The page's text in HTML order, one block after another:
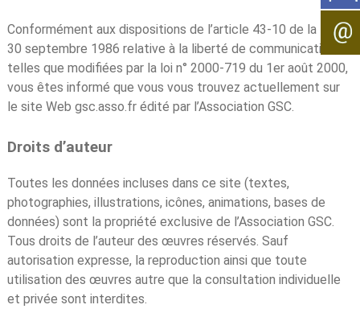
Conformément aux dispositions de l’article 43-10 de la loi du
30 septembre 1986 relative à la liberté de communication,
telles que modifiées par la loi n° 2000-719 du 1er août 2000,
vous êtes informé que vous vous trouvez actuellement sur
le site Web gsc.asso.fr édité par l’Association GSC.
Droits d’auteur
Toutes les données incluses dans ce site (textes,
photographies, illustrations, icônes, animations, bases de
données) sont la propriété exclusive de l’Association GSC.
Tous droits de l’auteur des œuvres réservés. Sauf
autorisation expresse, la reproduction ainsi que toute
utilisation des œuvres autre que la consultation individuelle
et privée sont interdites.